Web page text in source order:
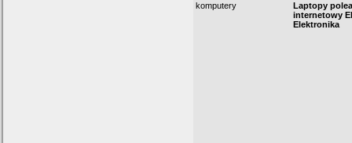
komputery
Laptopy
internetowy
Elektronika